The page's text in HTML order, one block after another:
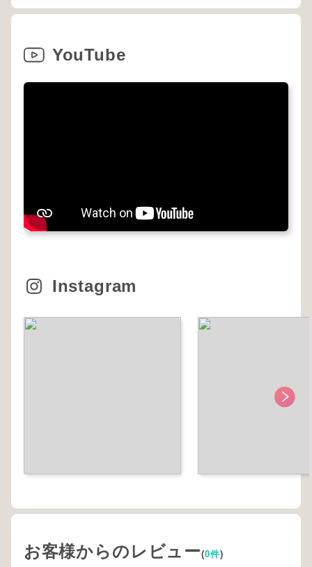
YouTube
Instagram
お客様からのレビュー(0件)